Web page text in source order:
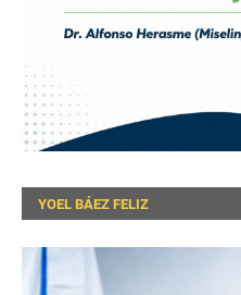
YOEL BÁEZ FELIZ